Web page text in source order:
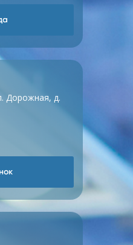
Дорожная, д.